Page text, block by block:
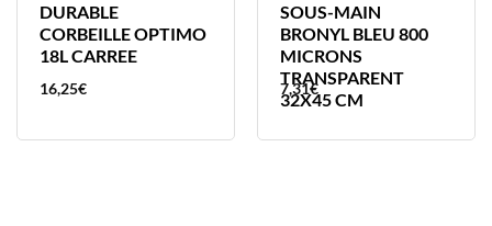
DURABLE
CORBEILLE OPTIMO
18L CARREE
16,25€
SOUS-MAIN
BRONYL BLEU 800
MICRONS
TRANSPARENT
32X45 CM
7,31€